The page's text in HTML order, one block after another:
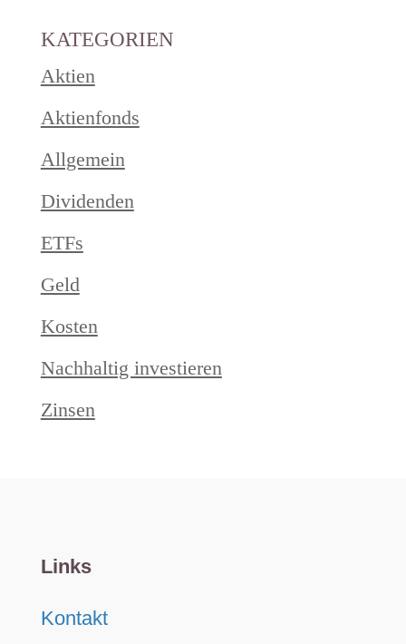
KATEGORIEN
Aktien
Aktienfonds
Allgemein
Dividenden
ETFs
Geld
Kosten
Nachhaltig investieren
Zinsen
Links
Kontakt